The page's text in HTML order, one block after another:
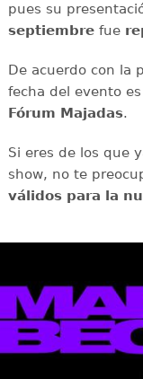
pues su
septiembrefue
De acuerdo con la
fecha del evento
Fórum Majadas.
Si eres de los que
show, no te
válidos para la